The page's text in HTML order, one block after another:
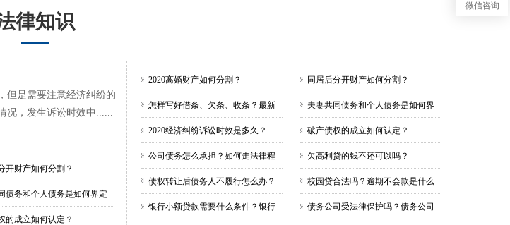
律知识
但是需要注意经济纠纷的
况，发生诉讼时效中......
开财产如何分割？
债务和个人债务是如何界定
的成立如何认定？
2020离婚财产如何分割？ 同居后分开财产如何分割？
怎样写好借条、欠条、收条？最新
范本
夫妻共同债务和个人债务是如何界
定
2020经济纠纷诉讼时效是多久？ 破产债权的成立如何认定？
公司债务怎么承担？如何走法律程
序？
欠高利贷的钱不还可以吗？
债权转让后债务人不履行怎么办？ 校园贷合法吗？逾期不会款是什么
后果？
银行小额贷款需要什么条件？银行 债务公司受法律保护吗？债务公司
微信咨询